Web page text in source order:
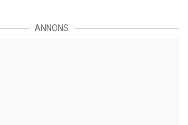
ANNONS